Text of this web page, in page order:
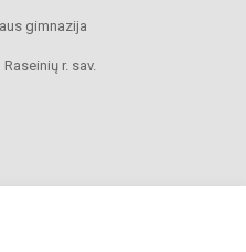
gimnazija
r. sav.